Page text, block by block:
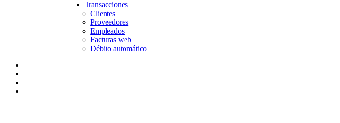
Transacciones
Clientes
Proveedores
Empleados
Facturas web
Débito automático